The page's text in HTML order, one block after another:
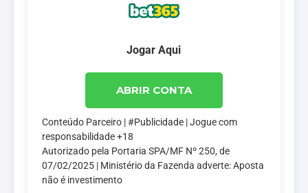
Jogar Aqui
ABRIR CONTA
Conteúdo Parceiro | #Publicidade | Jogue com
responsabilidade +18
Autorizado pela Portaria SPA/MF Nº 250, de
07/02/2025 | Ministério da Fazenda adverte: Aposta
não é investimento